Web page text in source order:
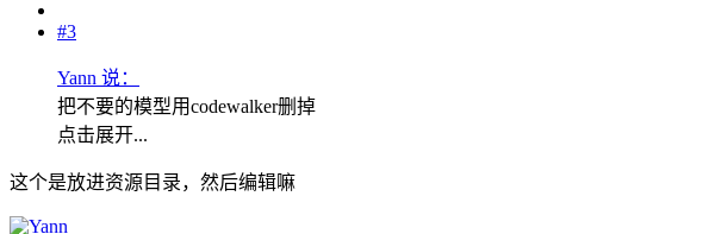
#3
Yann 说：
把不要的模型用codewalker删掉
点击展开...
这个是放进资源目录，然后编辑嘛